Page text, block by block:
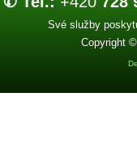
Své služby
Copyright